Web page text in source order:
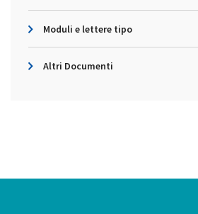
Moduli e lettere tipo
Altri Documenti